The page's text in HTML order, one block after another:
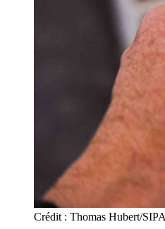
Crédit : Thomas Hubert/